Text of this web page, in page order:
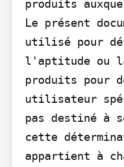
produits
Le présent
utilisé pour
l'aptitude ou
produits pour
utilisateur
pas destiné à
cette
appartient à